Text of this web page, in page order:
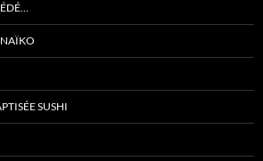
NAÏKO
SUSHI